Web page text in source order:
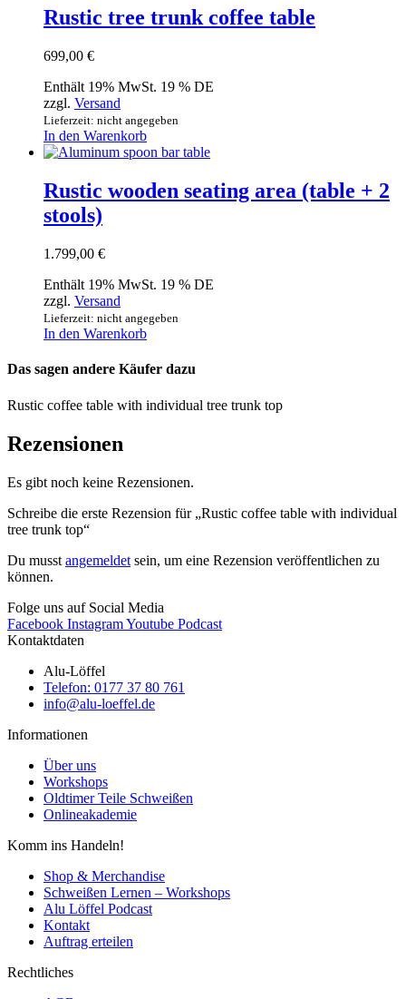
Rustic tree trunk coffee table
699,00 €
Enthält 19% MwSt. 19 % DE
zzgl. Versand
Lieferzeit: nicht angegeben
In den Warenkorb
Rustic wooden seating area (table + 2
stools)
1.799,00 €
Enthält 19% MwSt. 19 % DE
zzgl. Versand
Lieferzeit: nicht angegeben
In den Warenkorb
Das sagen andere Käufer dazu
Rustic coffee table with individual tree trunk top
Rezensionen
Es gibt noch keine Rezensionen.
Schreibe die erste Rezension für „Rustic coffee table with individual
tree trunk top“
Du musst angemeldet sein, um eine Rezension veröffentlichen zu
können.
Folge uns auf Social Media
Facebook InstagramYoutube Podcast
Kontaktdaten
Alu-Löffel
Telefon: 0177 37 80 761
info@alu-loeffel.de
Informationen
Über uns
Workshops
Oldtimer Teile Schweißen
Onlineakademie
Komm ins Handeln!
Shop & Merchandise
Schweißen Lernen – Workshops
Alu Löffel Podcast
Kontakt
Auftrag erteilen
Rechtliches